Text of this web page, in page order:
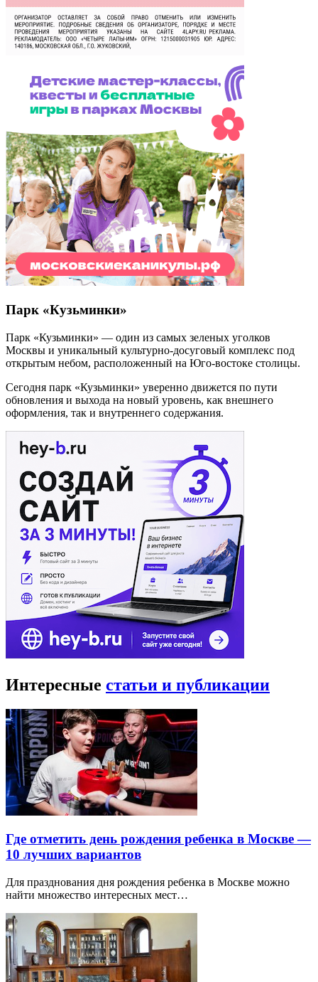
Парк «Кузьминки»
Парк «Кузьминки» — один из самых зеленых уголков
Москвы и уникальный культурно-досуговый комплекс под
открытым небом, расположенный на Юго-востоке столицы.
Сегодня парк «Кузьминки» уверенно движется по пути
обновления и выхода на новый уровень, как внешнего
оформления, так и внутреннего содержания.
Интересные статьи и публикации
Где отметить день рождения ребенка в Москве —
10 лучших вариантов
Для празднования дня рождения ребенка в Москве можно
найти множество интересных мест…